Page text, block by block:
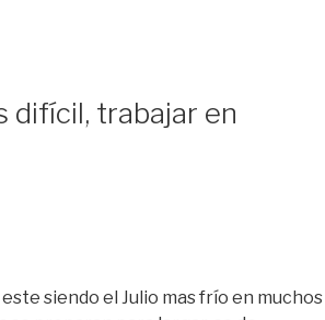
difícil, trabajar en
siendo el Julio mas frío en muchos